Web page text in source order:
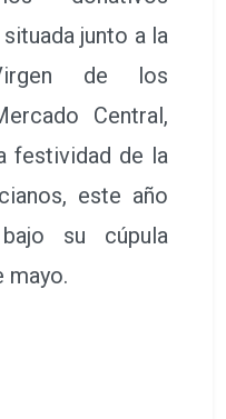
junto a la
de los
Central,
festividad de la
este año
su cúpula
mayo.